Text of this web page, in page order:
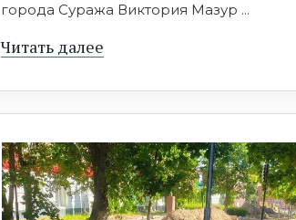
города Суража Виктория Мазур ...
Читать далее